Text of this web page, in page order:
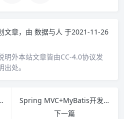
文章，由 数据与人 于2021-11-26
明外本站文章皆由CC-4.0协议发
处。
版 PMP考试指定教材 PDF下载
Spring MVC+MyBatis开发从入门到项目实战 PDF下载
下一篇